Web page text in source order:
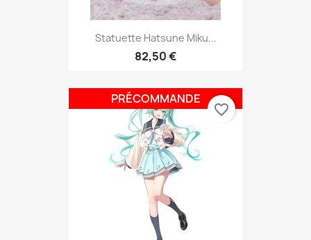
Statuette Hatsune Miku...
82,50 €
PRÉCOMMANDE
favorite_border